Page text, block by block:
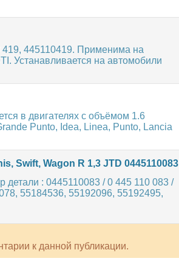
445110419. Применима на
Устанавливается на автомобили
в двигателях с объёмом 1.6
Punto, Idea, Linea, Punto, Lancia
Swift, Wagon R 1,3 JTD 0445110083
: 0445110083 / 0 445 110 083 /
55184536, 55192096, 55192495,
к данной публикации.